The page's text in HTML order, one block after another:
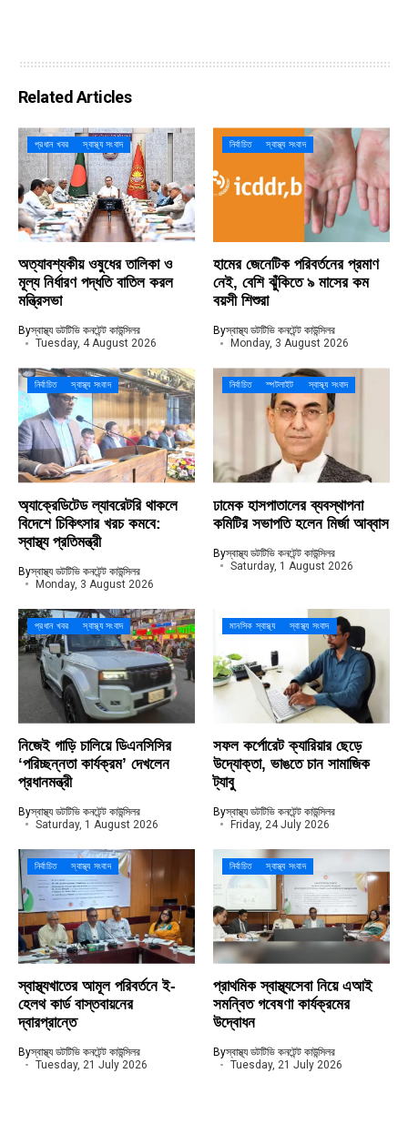
Related Articles
প্রধান খবর স্বাস্থ্য সংবাদ
অত্যাবশ্যকীয় ওষুধের তালিকা ও
মূল্য নির্ধারণ পদ্ধতি বাতিল করল
মন্ত্রিসভা
Byস্বাস্থ্য ডটটিভি কনটেন্ট কাউন্সিলর
Tuesday, 4 August 2026
নির্বাচিত স্বাস্থ্য সংবাদ
হামের জেনেটিক পরিবর্তনের প্রমাণ
নেই, বেশি ঝুঁকিতে ৯ মাসের কম
বয়সী শিশুরা
Byস্বাস্থ্য ডটটিভি কনটেন্ট কাউন্সিলর
Monday, 3 August 2026
নির্বাচিত স্বাস্থ্য সংবাদ
অ্যাক্রেডিটেড ল্যাবরেটরি থাকলে
বিদেশে চিকিৎসার খরচ কমবে:
স্বাস্থ্য প্রতিমন্ত্রী
Byস্বাস্থ্য ডটটিভি কনটেন্ট কাউন্সিলর
Monday, 3 August 2026
নির্বাচিত স্পটলাইট স্বাস্থ্য সংবাদ
ঢামেক হাসপাতালের ব্যবস্থাপনা
কমিটির সভাপতি হলেন মির্জা আব্বাস
Byস্বাস্থ্য ডটটিভি কনটেন্ট কাউন্সিলর
Saturday, 1 August 2026
প্রধান খবর স্বাস্থ্য সংবাদ
নিজেই গাড়ি চালিয়ে ডিএনসিসির
‘পরিচ্ছন্নতা কার্যক্রম’ দেখলেন
প্রধানমন্ত্রী
Byস্বাস্থ্য ডটটিভি কনটেন্ট কাউন্সিলর
Saturday, 1 August 2026
মানসিক স্বাস্থ্য স্বাস্থ্য সংবাদ
সফল কর্পোরেট ক্যারিয়ার ছেড়ে
উদ্যোক্তা, ভাঙতে চান সামাজিক
ট্যাবু
Byস্বাস্থ্য ডটটিভি কনটেন্ট কাউন্সিলর
Friday, 24 July 2026
নির্বাচিত স্বাস্থ্য সংবাদ
স্বাস্থ্যখাতের আমূল পরিবর্তনে ই-
হেলথ কার্ড বাস্তবায়নের
দ্বারপ্রান্তে
Byস্বাস্থ্য ডটটিভি কনটেন্ট কাউন্সিলর
Tuesday, 21 July 2026
নির্বাচিত স্বাস্থ্য সংবাদ
প্রাথমিক স্বাস্থ্যসেবা নিয়ে এআই
সমন্বিত গবেষণা কার্যক্রমের
উদ্বোধন
Byস্বাস্থ্য ডটটিভি কনটেন্ট কাউন্সিলর
Tuesday, 21 July 2026